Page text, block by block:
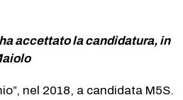
accettato la candidatura, in
nel 2018, a candidata M5S.